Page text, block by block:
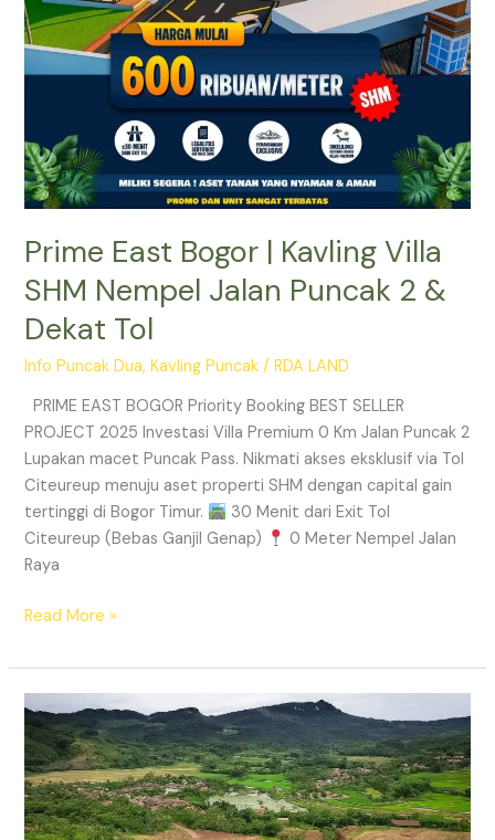
Prime East Bogor | Kavling Villa
SHM Nempel Jalan Puncak 2 &
Dekat Tol
Info Puncak Dua,Kavling Puncak /RDA LAND
PRIME EAST BOGOR Priority Booking BEST SELLER
PROJECT 2025 Investasi Villa Premium 0 Km Jalan Puncak 2
Lupakan macet Puncak Pass. Nikmati akses eksklusif via Tol
Citeureup menuju aset properti SHM dengan capital gain
tertinggi di Bogor Timur.
30 Menit dari Exit Tol
Citeureup (Bebas Ganjil Genap)
0 Meter Nempel Jalan
Raya
Puncak
2
Read More »
Tanah
Kavling
Villa
Prime
East